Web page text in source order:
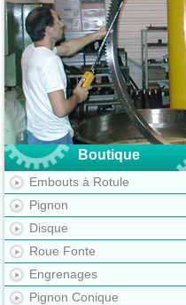
Boutique
Embouts à Rotule
Pignon
Disque
Roue Fonte
Engrenages
Pignon Conique